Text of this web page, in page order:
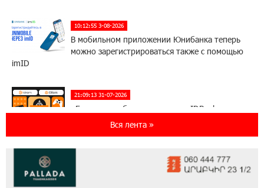
10:12:55 3-08-2026
В мобильном приложении Юнибанка теперь
можно зарегистрироваться также с помощью
imID
21:09:13 31-07-2026
«Бесплатные бонусы в играх»: IDBank
предупреждает о кибератаках на школьников
ЕАЭС со временем будет расширяться. Когда-
Вся лента »